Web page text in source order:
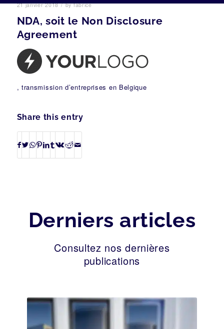
21 janvier 2018 / byfabrice
NDA, soit le Non Disclosure
Agreement
, transmission d’entreprises en Belgique
Share this entry
Derniers articles
Consultez nos dernières
publications